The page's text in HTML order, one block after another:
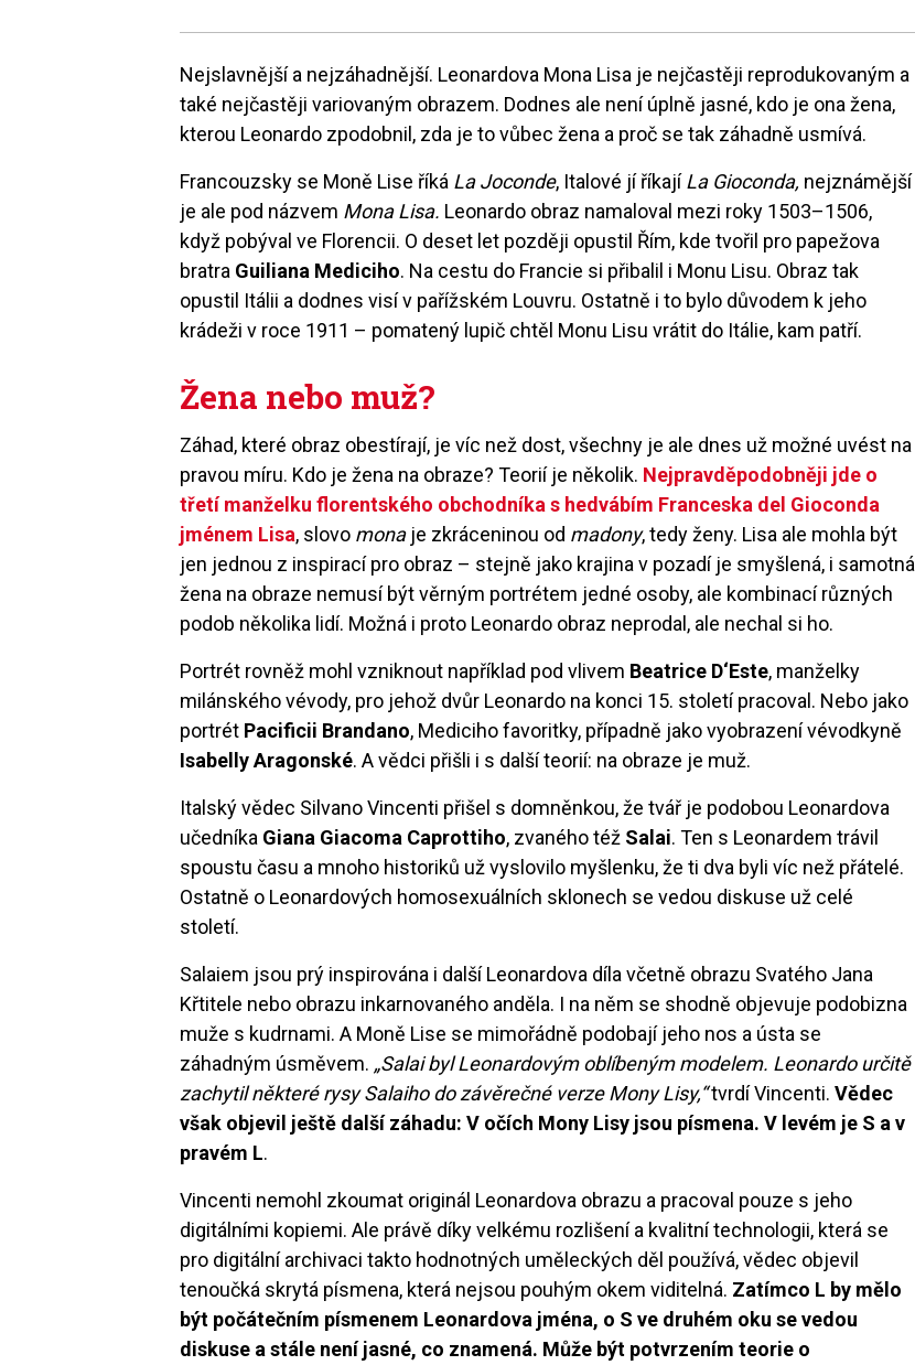
Nejslavnější a nejzáhadnější. Leonardova Mona Lisa je nejčastěji reprodukovaným a
také nejčastěji variovaným obrazem. Dodnes ale není úplně jasné, kdo je ona žena,
kterou Leonardo zpodobnil, zda je to vůbec žena a proč se tak záhadně usmívá.
Francouzsky se Moně Lise říká La Joconde, Italové jí říkajíLa Gioconda, nejznámější
je ale pod názvem Mona Lisa. Leonardo obraz namaloval mezi roky 1503–1506,
když pobýval ve Florencii. O deset let později opustil Řím, kde tvořil pro papežova
bratra Guiliana Mediciho. Na cestu do Francie si přibalil i Monu Lisu. Obraz tak
opustil Itálii a dodnes visí v pařížském Louvru. Ostatně i to bylo důvodem k jeho
krádeži v roce 1911 – pomatený lupič chtěl Monu Lisu vrátit do Itálie, kam patří.
Žena nebo muž?
Záhad, které obraz obestírají, je víc než dost, všechny je ale dnes už možné uvést na
pravou míru. Kdo je žena na obraze? Teorií je několik. Nejpravděpodobněji jde o
třetí manželku florentského obchodníka s hedvábím Franceska del Gioconda
jménem Lisa, slovo monaje zkráceninou od madony, tedy ženy. Lisa ale mohla být
jen jednou z inspirací pro obraz – stejně jako krajina v pozadí je smyšlená, i samotná
žena na obraze nemusí být věrným portrétem jedné osoby, ale kombinací různých
podob několika lidí. Možná i proto Leonardo obraz neprodal, ale nechal si ho.
Portrét rovněž mohl vzniknout například pod vlivem Beatrice D‘Este, manželky
milánského vévody, pro jehož dvůr Leonardo na konci 15. století pracoval. Nebo jako
portrét Pacificii Brandano, Mediciho favoritky, případně jako vyobrazení vévodkyně
Isabelly Aragonské. A vědci přišli i s další teorií: na obraze je muž.
Italský vědec Silvano Vincenti přišel s domněnkou, že tvář je podobou Leonardova
učedníka Giana Giacoma Caprottiho, zvaného též Salai. Ten s Leonardem trávil
spoustu času a mnoho historiků už vyslovilo myšlenku, že ti dva byli víc než přátelé.
Ostatně o Leonardových homosexuálních sklonech se vedou diskuse už celé
století.
Salaiem jsou prý inspirována i další Leonardova díla včetně obrazu Svatého Jana
Křtitele nebo obrazu inkarnovaného anděla. I na něm se shodně objevuje podobizna
muže s kudrnami. A Moně Lise se mimořádně podobají jeho nos a ústa se
záhadným úsměvem. „Salai byl Leonardovým oblíbeným modelem. Leonardo určitě
zachytil některé rysy Salaiho do závěrečné verze Mony Lisy,“tvrdí Vincenti.Vědec
však objevil ještě další záhadu: V očích Mony Lisy jsou písmena. V levém je S a v
pravém L.
Vincenti nemohl zkoumat originál Leonardova obrazu a pracoval pouze s jeho
digitálními kopiemi. Ale právě díky velkému rozlišení a kvalitní technologii, která se
pro digitální archivaci takto hodnotných uměleckých děl používá, vědec objevil
tenoučká skrytá písmena, která nejsou pouhým okem viditelná. Zatímco L by mělo
být počátečním písmenem Leonardova jména, o S ve druhém oku se vedou
diskuse a stále není jasné, co znamená. Může být potvrzením teorie o